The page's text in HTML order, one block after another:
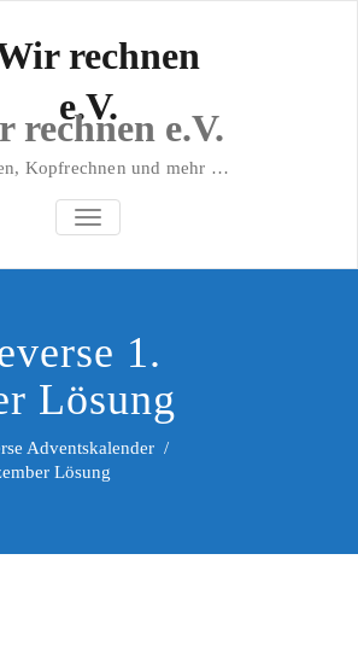
rechnen e.V.
Kopfrechnen und mehr …
NAVIGATION UMSCHALTEN
1.
Lösung
Adventskalender /
Lösung